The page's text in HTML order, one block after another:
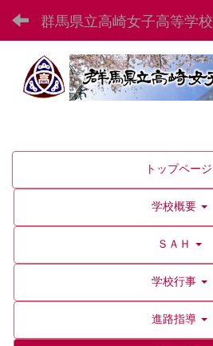
群馬県立高崎女子高等学校
トップページ
学校概要
ＳＡＨ
学校行事
進路指導